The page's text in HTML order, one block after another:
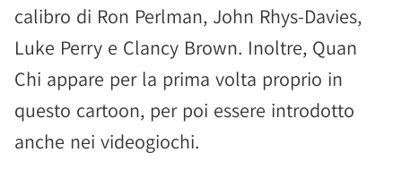
calibro di Ron Perlman, John Rhys-Davies,
Luke Perry e Clancy Brown. Inoltre, Quan
Chi appare per la prima volta proprio in
questo cartoon, per poi essere introdotto
anche nei videogiochi.